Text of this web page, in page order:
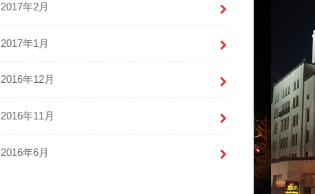
2017年2月
2017年1月
2016年12月
2016年11月
2016年6月